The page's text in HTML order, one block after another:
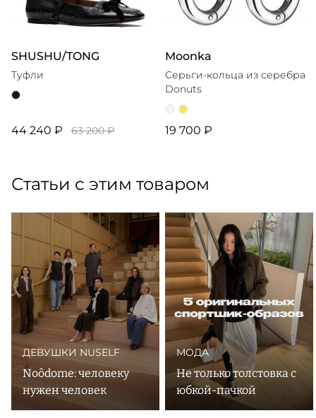
SHUSHU/TONG
Туфли
44 240 ₽ 63 200 ₽
Moonka
Cерьги-кольца из серебра
Donuts
19 700 ₽
Статьи с этим товаром
ДЕВУШКИ NUSELF
Noôdome: человеку
нужен человек
МОДА
Не только толстовка с
юбкой-пачкой